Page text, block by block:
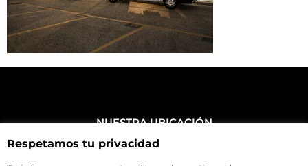
NUESTRA UBICACIÓN
Haz click aquí y mira como llegar a la tienda
Respetamos tu privacidad